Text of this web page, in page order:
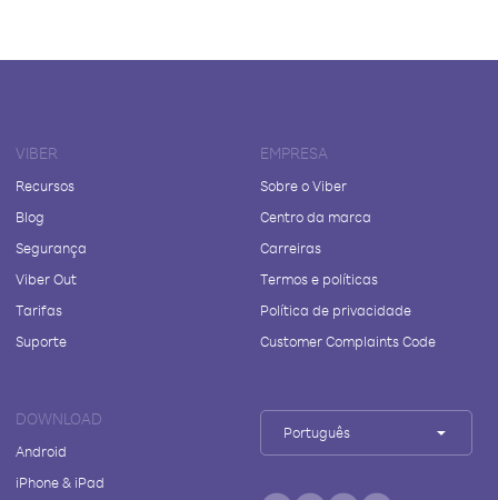
VIBER
Recursos
Blog
Segurança
Viber Out
Tarifas
Suporte
EMPRESA
Sobre o Viber
Centro da marca
Carreiras
Termos e políticas
Política de privacidade
Customer Complaints Code
DOWNLOAD
Android
iPhone & iPad
Português